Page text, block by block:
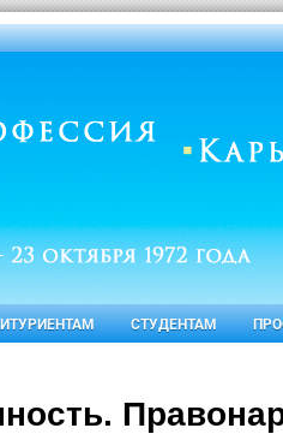
СТУДЕНТАМ